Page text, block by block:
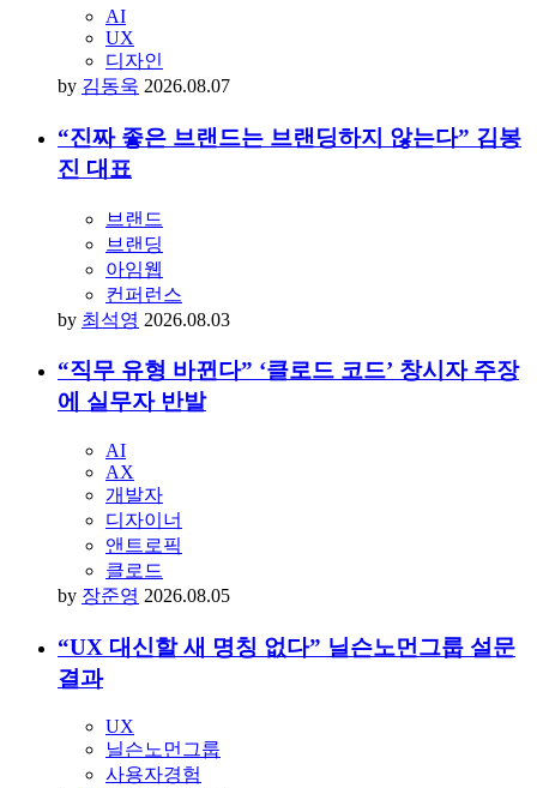
AI
UX
디자인
by 김동욱 2026.08.07
“진짜 좋은 브랜드는 브랜딩하지 않는다” 김봉
진 대표
브랜드
브랜딩
아임웹
컨퍼런스
by 최석영 2026.08.03
“직무 유형 바뀐다” ‘클로드 코드’ 창시자 주장
에 실무자 반발
AI
AX
개발자
디자이너
앤트로픽
클로드
by 장준영 2026.08.05
“UX 대신할 새 명칭 없다” 닐슨노먼그룹 설문
결과
UX
닐슨노먼그룹
사용자경험